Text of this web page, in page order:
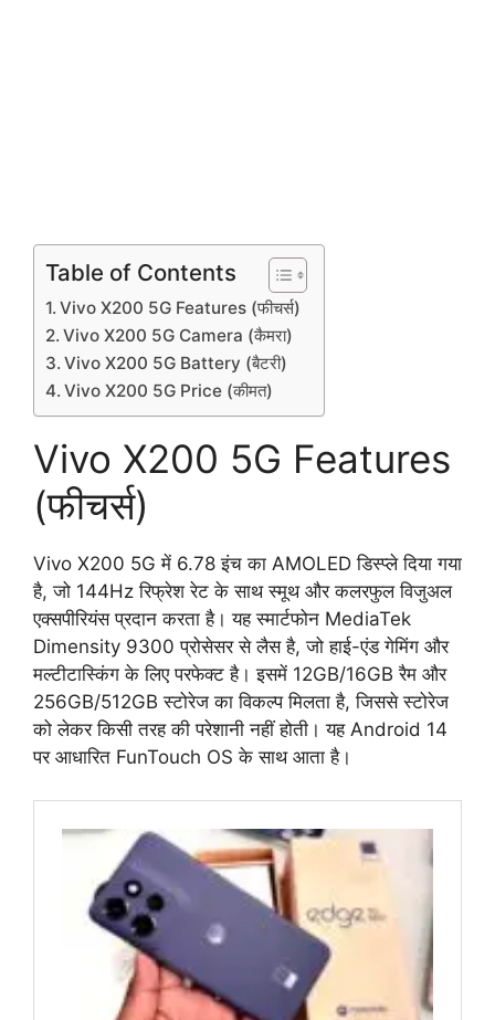
Table of Contents
Vivo X200 5G Features (फीचर्स)
Vivo X200 5G Camera (कैमरा)
Vivo X200 5G Battery (बैटरी)
Vivo X200 5G Price (कीमत)
Vivo X200 5G Features
(फीचर्स)
Vivo X200 5G में 6.78 इंच का AMOLED डिस्प्ले दिया गया
है, जो 144Hz रिफ्रेश रेट के साथ स्मूथ और कलरफुल विजुअल
एक्सपीरियंस प्रदान करता है। यह स्मार्टफोन MediaTek
Dimensity 9300 प्रोसेसर से लैस है, जो हाई-एंड गेमिंग और
मल्टीटास्किंग के लिए परफेक्ट है। इसमें 12GB/16GB रैम और
256GB/512GB स्टोरेज का विकल्प मिलता है, जिससे स्टोरेज
को लेकर किसी तरह की परेशानी नहीं होती। यह Android 14
पर आधारित FunTouch OS के साथ आता है।